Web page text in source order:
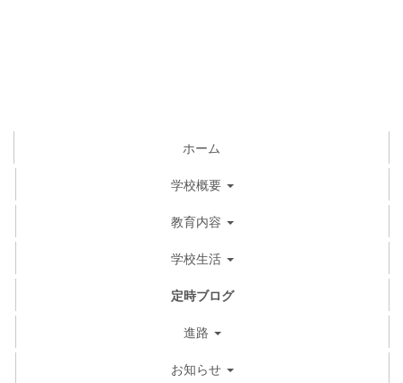
ホーム
学校概要
教育内容
学校生活
定時ブログ
進路
お知らせ